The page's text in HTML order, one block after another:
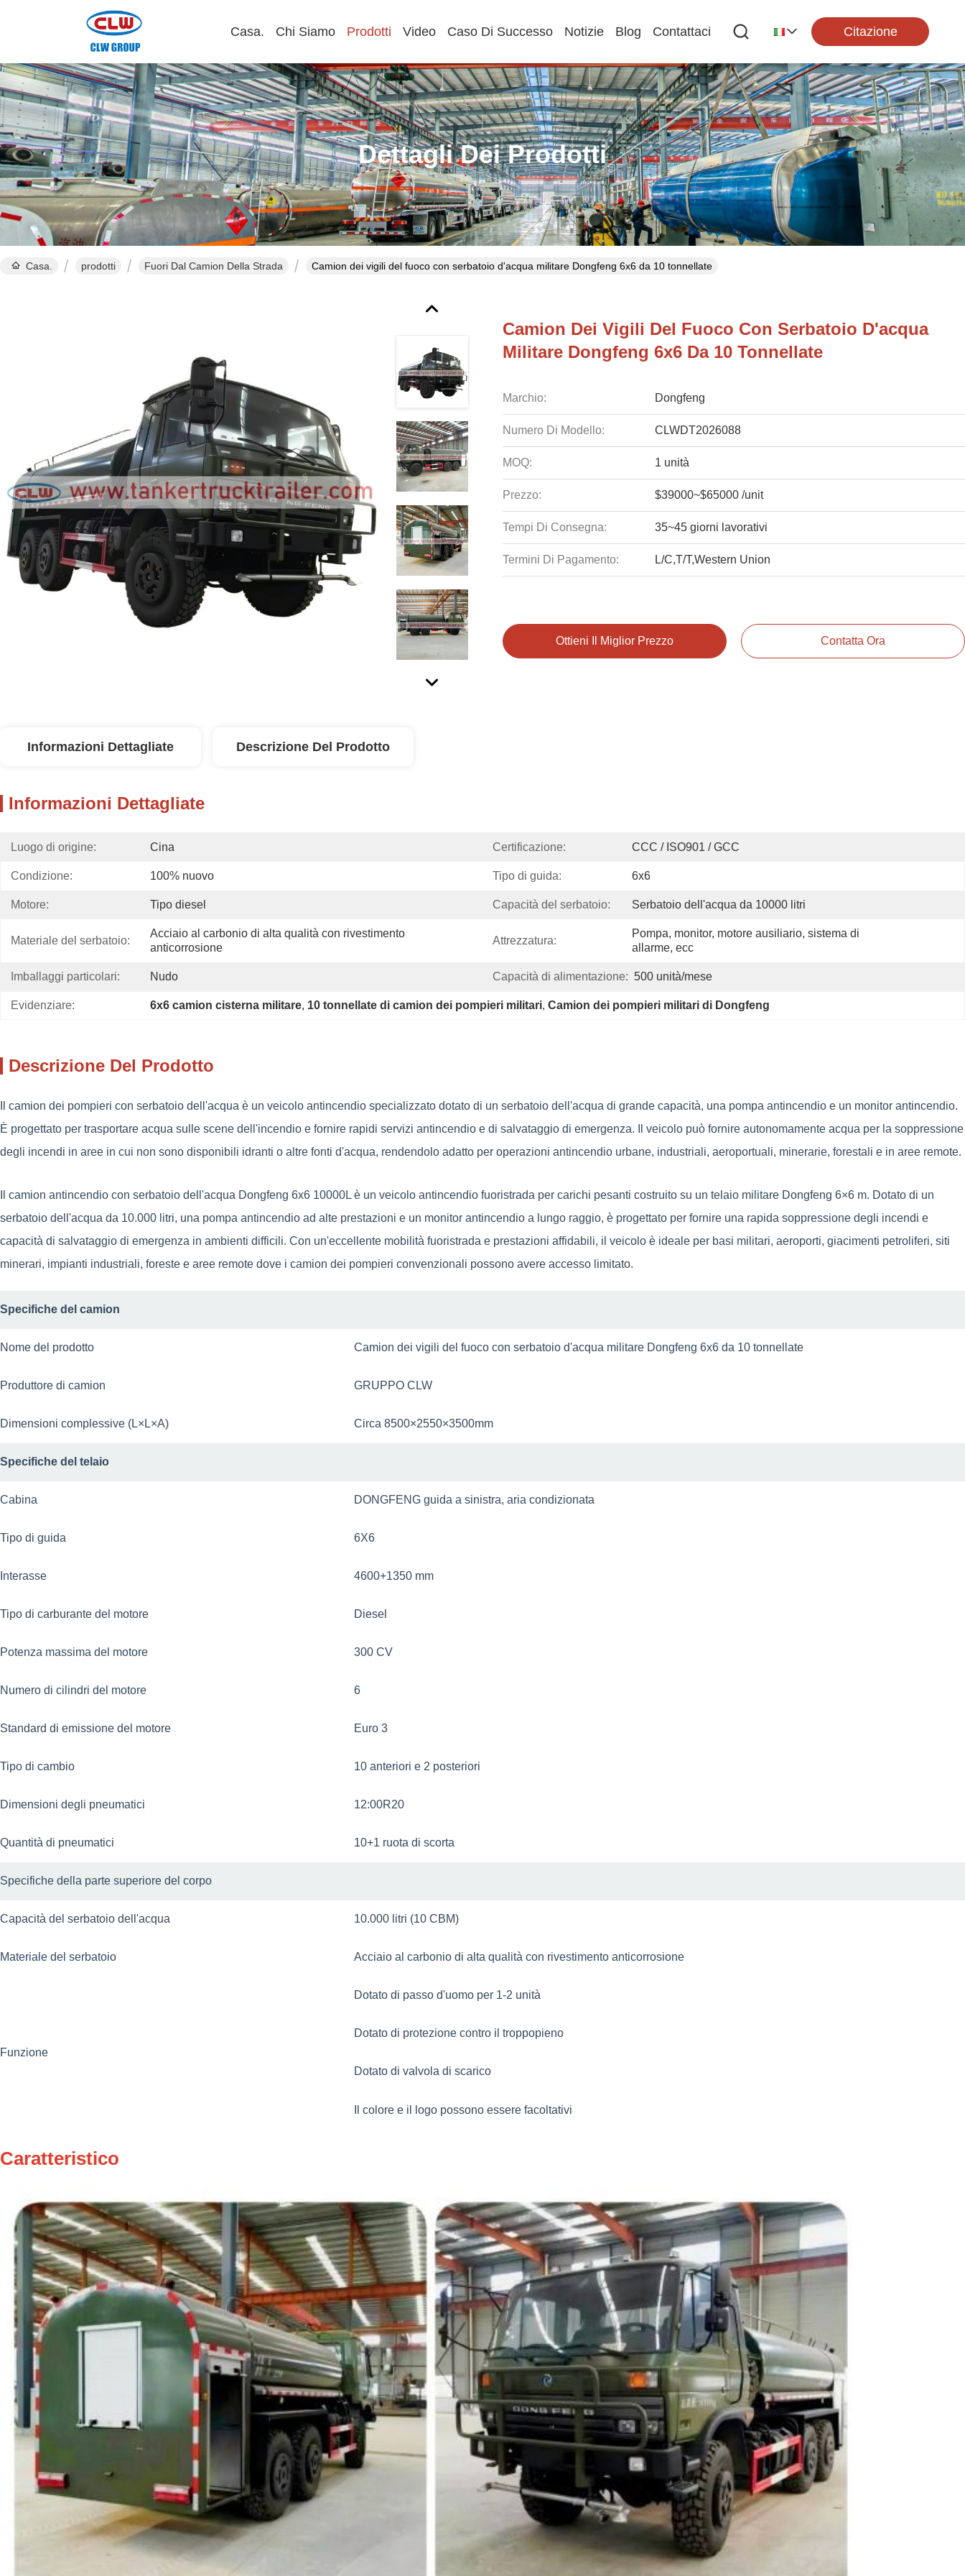
Casa. Chi Siamo Prodotti Video Caso Di Successo Notizie Blog Contattaci Citazione
Dettagli Dei Prodotti
Casa. prodotti Fuori Dal Camion Della Strada Camion dei vigili del fuoco con serbatoio d'acqua militare Dongfeng 6x6 da 10 tonnellate
Camion Dei Vigili Del Fuoco Con Serbatoio D'acqua
Militare Dongfeng 6x6 Da 10 Tonnellate
Marchio: Dongfeng
Numero Di Modello: CLWDT2026088
MOQ: 1 unità
Prezzo: $39000~$65000 /unit
Tempi Di Consegna: 35~45 giorni lavorativi
Termini Di Pagamento: L/C,T/T,Western Union
Ottieni Il Miglior Prezzo Contatta Ora
Informazioni Dettagliate Descrizione Del Prodotto
Informazioni Dettagliate
Luogo di origine: Cina Certificazione: CCC / ISO901 / GCC
Condizione: 100% nuovo Tipo di guida: 6x6
Motore: Tipo diesel Capacità del serbatoio: Serbatoio dell'acqua da 10000 litri
Materiale del serbatoio:
Acciaio al carbonio di alta qualità con rivestimento
anticorrosione
Attrezzatura:
Pompa, monitor, motore ausiliario, sistema di
allarme, ecc
Imballaggi particolari: Nudo Capacità di alimentazione: 500 unità/mese
Evidenziare: 6x6 camion cisterna militare, 10 tonnellate di camion dei pompieri militari, Camion dei pompieri militari di Dongfeng
Descrizione Del Prodotto
Il camion dei pompieri con serbatoio dell'acqua è un veicolo antincendio specializzato dotato di un serbatoio dell'acqua di grande capacità, una pompa antincendio e un monitor antincendio.
È progettato per trasportare acqua sulle scene dell'incendio e fornire rapidi servizi antincendio e di salvataggio di emergenza. Il veicolo può fornire autonomamente acqua per la soppressione
degli incendi in aree in cui non sono disponibili idranti o altre fonti d'acqua, rendendolo adatto per operazioni antincendio urbane, industriali, aeroportuali, minerarie, forestali e in aree remote.
Il camion antincendio con serbatoio dell'acqua Dongfeng 6x6 10000L è un veicolo antincendio fuoristrada per carichi pesanti costruito su un telaio militare Dongfeng 6×6 m. Dotato di un
serbatoio dell'acqua da 10.000 litri, una pompa antincendio ad alte prestazioni e un monitor antincendio a lungo raggio, è progettato per fornire una rapida soppressione degli incendi e
capacità di salvataggio di emergenza in ambienti difficili. Con un'eccellente mobilità fuoristrada e prestazioni affidabili, il veicolo è ideale per basi militari, aeroporti, giacimenti petroliferi, siti
minerari, impianti industriali, foreste e aree remote dove i camion dei pompieri convenzionali possono avere accesso limitato.
Specifiche del camion
Nome del prodotto Camion dei vigili del fuoco con serbatoio d'acqua militare Dongfeng 6x6 da 10 tonnellate
Produttore di camion GRUPPO CLW
Dimensioni complessive (L×L×A) Circa 8500×2550×3500mm
Specifiche del telaio
Cabina DONGFENG guida a sinistra, aria condizionata
Tipo di guida 6X6
Interasse 4600+1350 mm
Tipo di carburante del motore Diesel
Potenza massima del motore 300 CV
Numero di cilindri del motore 6
Standard di emissione del motore Euro 3
Tipo di cambio 10 anteriori e 2 posteriori
Dimensioni degli pneumatici 12:00R20
Quantità di pneumatici 10+1 ruota di scorta
Specifiche della parte superiore del corpo
Capacità del serbatoio dell'acqua 10.000 litri (10 CBM)
Materiale del serbatoio Acciaio al carbonio di alta qualità con rivestimento anticorrosione
Funzione
Dotato di passo d'uomo per 1-2 unità
Dotato di protezione contro il troppopieno
Dotato di valvola di scarico
Il colore e il logo possono essere facoltativi
Caratteristico